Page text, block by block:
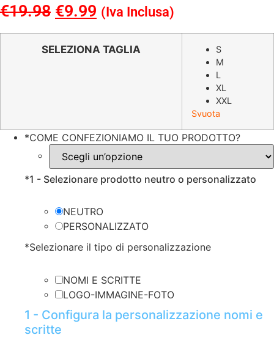
€19.98 Il
prezzo
originale
€9.99 Il
prezzo
attuale
(Iva Inclusa)
SELEZIONA TAGLIA
S
M
L
XL
XXL
Svuota
*COME CONFEZIONIAMO IL TUO PRODOTTO?
*1 - Selezionare prodotto neutro o personalizzato
NEUTRO
PERSONALIZZATO
*Selezionare il tipo di personalizzazione
NOMI E SCRITTE
LOGO-IMMAGINE-FOTO
1 - Configura la personalizzazione nomi e
scritte